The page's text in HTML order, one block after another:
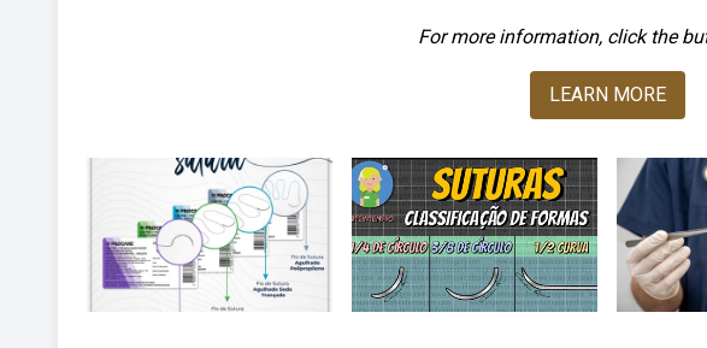
For more information, click the
LEARN MORE